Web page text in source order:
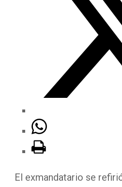
El exmandatario se